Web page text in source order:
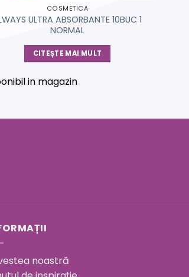
COSMETICA
ULTRA ABSORBANTE 10BUC 1
NORMAL
CITEȘTE MAI MULT
in magazin
noastră